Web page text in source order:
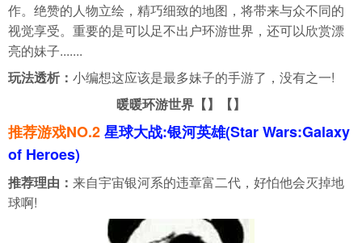
作。绝赞的人物立绘，精巧细致的地图，将带来与众不同的
视觉享受。重要的是可以足不出户环游世界，还可以欣赏漂
亮的妹子.......
玩法透析： 小编想这应该是最多妹子的手游了，没有之一!
暖暖环游世界【】【】
推荐游戏NO.2星球大战:银河英雄(Star Wars:Galaxy
of Heroes)
推荐理由： 来自宇宙银河系的违章富二代，好怕他会灭掉地
球啊!